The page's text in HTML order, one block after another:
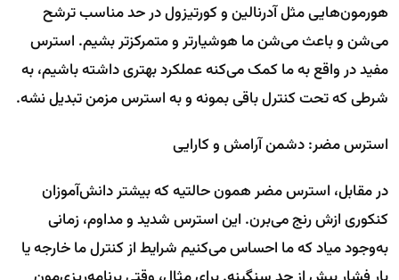
هورمون‌هایی مثل آدرنالین و کورتیزول در حد مناسب ترشح
می‌شن و باعث می‌شن ما هوشیارتر و متمرکزتر بشیم. استرس
مفید در واقع به ما کمک می‌کنه عملکرد بهتری داشته باشیم، به
شرطی که تحت کنترل باقی بمونه و به استرس مزمن تبدیل نشه.
استرس مضر: دشمن آرامش و کارایی
در مقابل، استرس مضر همون حالتیه که بیشتر دانش‌آموزان
کنکوری ازش رنج می‌برن. این استرس شدید و مداوم، زمانی
به‌وجود میاد که ما احساس می‌کنیم شرایط از کنترل ما خارجه یا